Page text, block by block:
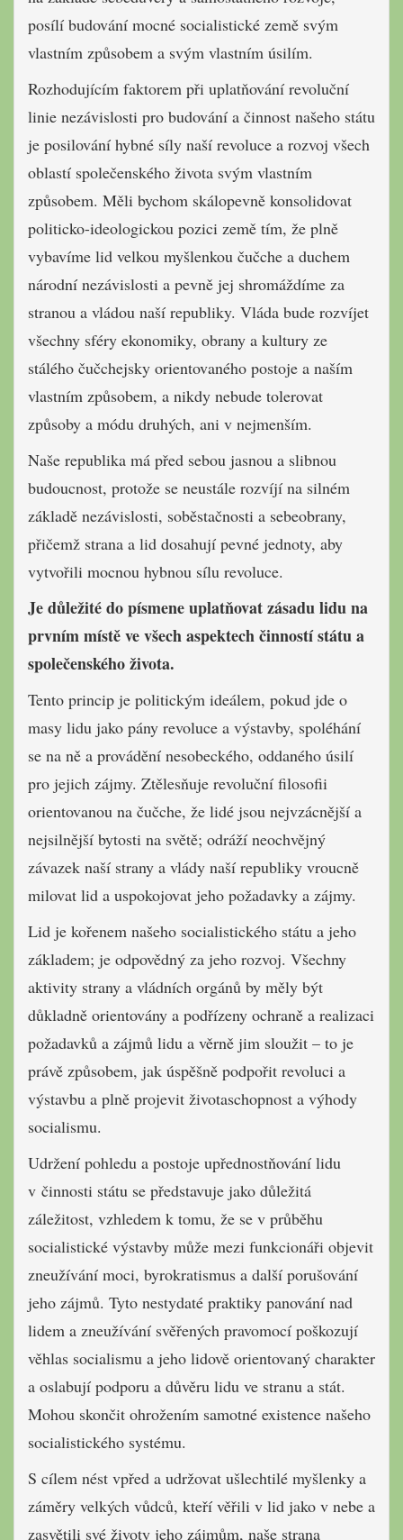
posílí budování mocné socialistické země svým
vlastním způsobem a svým vlastním úsilím.
Rozhodujícím faktorem při uplatňování revoluční
linie nezávislosti pro budování a činnost našeho státu
je posilování hybné síly naší revoluce a rozvoj všech
oblastí společenského života svým vlastním
způsobem. Měli bychom skálopevně konsolidovat
politicko-ideologickou pozici země tím, že plně
vybavíme lid velkou myšlenkou čučche a duchem
národní nezávislosti a pevně jej shromáždíme za
stranou a vládou naší republiky. Vláda bude rozvíjet
všechny sféry ekonomiky, obrany a kultury ze
stálého čučchejsky orientovaného postoje a naším
vlastním způsobem, a nikdy nebude tolerovat
způsoby a módu druhých, ani v nejmenším.
Naše republika má před sebou jasnou a slibnou
budoucnost, protože se neustále rozvíjí na silném
základě nezávislosti, soběstačnosti a sebeobrany,
přičemž strana a lid dosahují pevné jednoty, aby
vytvořili mocnou hybnou sílu revoluce.
Je důležité do písmene uplatňovat zásadu lidu na
prvním místě ve všech aspektech činností státu a
společenského života.
Tento princip je politickým ideálem, pokud jde o
masy lidu jako pány revoluce a výstavby, spoléhání
se na ně a provádění nesobeckého, oddaného úsilí
pro jejich zájmy. Ztělesňuje revoluční filosofii
orientovanou na čučche, že lidé jsou nejvzácnější a
nejsilnější bytosti na světě; odráží neochvějný
závazek naší strany a vlády naší republiky vroucně
milovat lid a uspokojovat jeho požadavky a zájmy.
Lid je kořenem našeho socialistického státu a jeho
základem; je odpovědný za jeho rozvoj. Všechny
aktivity strany a vládních orgánů by měly být
důkladně orientovány a podřízeny ochraně a realizaci
požadavků a zájmů lidu a věrně jim sloužit – to je
právě způsobem, jak úspěšně podpořit revoluci a
výstavbu a plně projevit životaschopnost a výhody
socialismu.
Udržení pohledu a postoje upřednostňování lidu
v činnosti státu se představuje jako důležitá
záležitost, vzhledem k tomu, že se v průběhu
socialistické výstavby může mezi funkcionáři objevit
zneužívání moci, byrokratismus a další porušování
jeho zájmů. Tyto nestydaté praktiky panování nad
lidem a zneužívání svěřených pravomocí poškozují
věhlas socialismu a jeho lidově orientovaný charakter
a oslabují podporu a důvěru lidu ve stranu a stát.
Mohou skončit ohrožením samotné existence našeho
socialistického systému.
S cílem nést vpřed a udržovat ušlechtilé myšlenky a
záměry velkých vůdců, kteří věřili v lid jako v nebe a
zasvětili své životy jeho zájmům, naše strana